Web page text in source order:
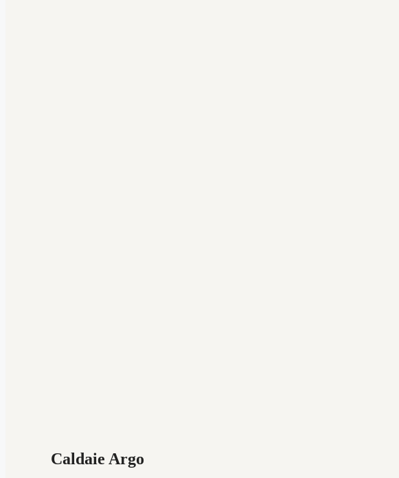
Caldaie Argo